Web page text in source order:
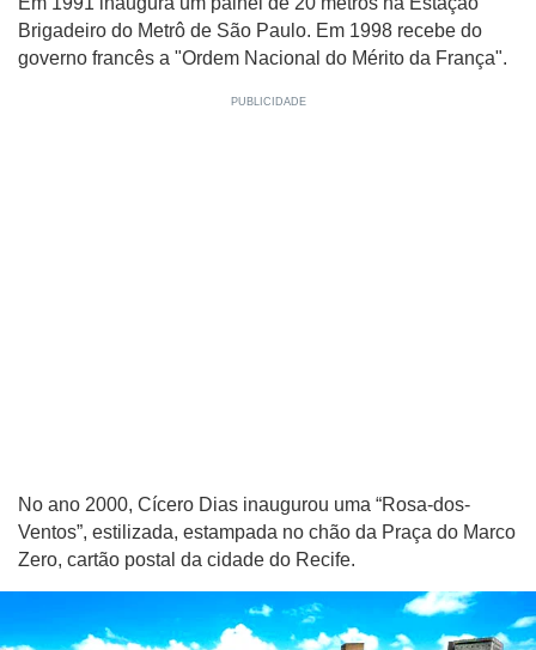
Brigadeiro do Metrô de São Paulo. Em 1998 recebe do
governo francês a "Ordem Nacional do Mérito da França".
No ano 2000, Cícero Dias inaugurou uma “Rosa-dos-
Ventos”, estilizada, estampada no chão da Praça do Marco
Zero, cartão postal da cidade do Recife.